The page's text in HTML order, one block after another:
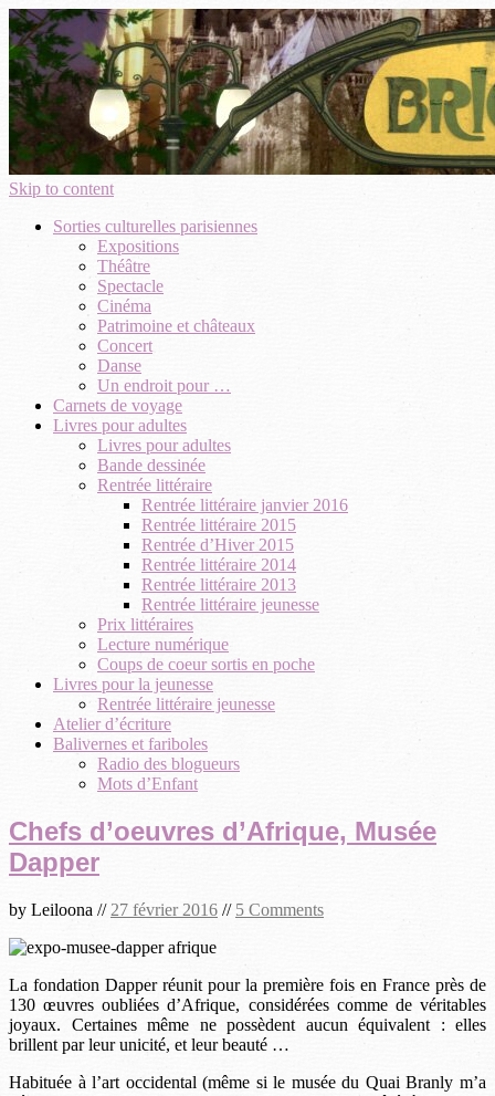
Skip to content
Sorties culturelles parisiennes
Expositions
Théâtre
Spectacle
Cinéma
Patrimoine et châteaux
Concert
Danse
Un endroit pour …
Carnets de voyage
Livres pour adultes
Livres pour adultes
Bande dessinée
Rentrée littéraire
Rentrée littéraire janvier 2016
Rentrée littéraire 2015
Rentrée d’Hiver 2015
Rentrée littéraire 2014
Rentrée littéraire 2013
Rentrée littéraire jeunesse
Prix littéraires
Lecture numérique
Coups de coeur sortis en poche
Livres pour la jeunesse
Rentrée littéraire jeunesse
Atelier d’écriture
Balivernes et fariboles
Radio des blogueurs
Mots d’Enfant
Chefs d’oeuvres d’Afrique, Musée
Dapper
by Leiloona // 27 février 2016 // 5 Comments
La fondation Dapper réunit pour la première fois en France près de
130 œuvres oubliées d’Afrique, considérées comme de véritables
joyaux. Certaines même ne possèdent aucun équivalent : elles
brillent par leur unicité, et leur beauté …
Habituée à l’art occidental (même si le musée du Quai Branly m’a